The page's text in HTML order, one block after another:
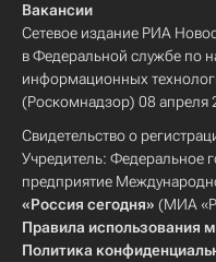
Вакансии
Сетевое издание РИА
в Федеральной службе по
информационных
(Роскомнадзор) 08 апреля
Свидетельство о
Учредитель: Федеральное
предприятие
«Россия сегодня» (МИА
Правила использования
Политика